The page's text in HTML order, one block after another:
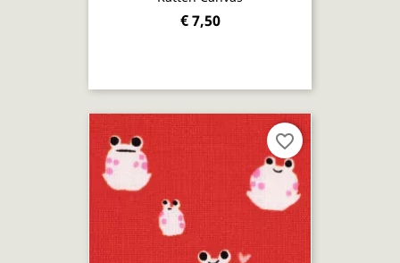
€ 7,50
favorite_border